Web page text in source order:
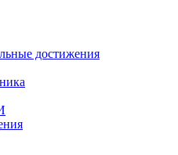
достижения